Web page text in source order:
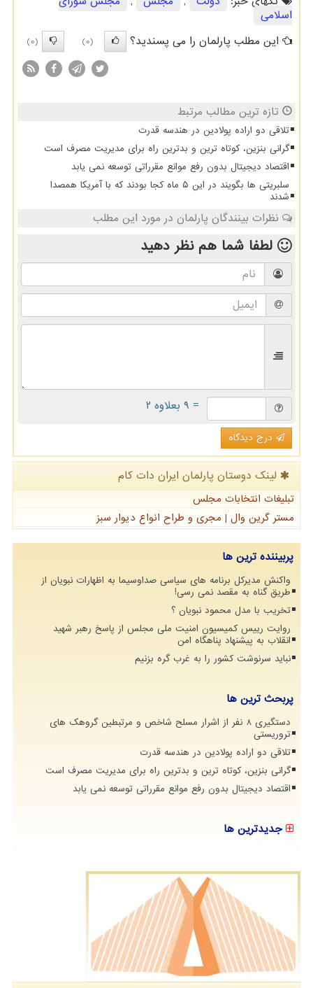
اسلامی
این مطلب پارلمان را می پسندید؟
(0)
(0)
تازه ترین مطالب مرتبط
تلاقی دو اراده پولادین در هندسه قدرت
گرانی بنزین، کوتاه ترین و بدترین راه برای مدیریت مصرف است
اقتصاد دیجیتال بدون رفع موانع مقرراتی توسعه نمی یابد
سلبریتی ها بگویند در این ۵ ماه کجا بودند که با آمریکا همصدا
شدند
نظرات بینندگان پارلمان در مورد این مطلب
لطفا شما همنظر دهید
= ۹ بعلاوه ۲
درج دیدگاه
لینک دوستان پارلمان ایران دات كام
تبلیغات انتخابات مجلس
مستر گرین وال | مجری و طراح انواع دیوار سبز
پربیننده ترین ها
واکنش مدیرکل برنامه های سیاسی صداوسیما به اظهارات نبویان از
طریق گناه به مقصد نمی رسی!
تخریب با مدل محمود نبویان ؟
روایت رییس کمیسیون امنیت ملی مجلس از پاسخ رهبر شهید
انقلاب به پیشنهاد پناهگاه امن
نباید سرنوشت کشور را به غرب گره بزنیم
پربحث ترین ها
دستگیری 8 نفر از اشرار مسلح شاخص و مرتبطین گروهک های
تروریستی
تلاقی دو اراده پولادین در هندسه قدرت
گرانی بنزین، کوتاه ترین و بدترین راه برای مدیریت مصرف است
اقتصاد دیجیتال بدون رفع موانع مقرراتی توسعه نمی یابد
جدیدترین ها